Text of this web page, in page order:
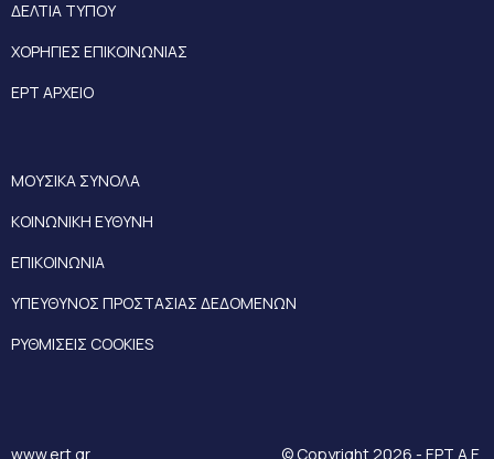
ΔΕΛΤΙΑ ΤΥΠΟΥ
ΧΟΡΗΓΙΕΣ ΕΠΙΚΟΙΝΩΝΙΑΣ
ΕΡΤ ΑΡΧΕΙΟ
ΜΟΥΣΙΚΑ ΣΥΝΟΛΑ
ΚΟΙΝΩΝΙΚΗ ΕΥΘΥΝΗ
ΕΠΙΚΟΙΝΩΝΙΑ
ΥΠΕΥΘΥΝΟΣ ΠΡΟΣΤΑΣΙΑΣ ΔΕΔΟΜΕΝΩΝ
ΡΥΘΜΙΣΕΙΣ COOKIES
www.ert.gr © Copyright 2026 - ΕΡΤ Α.Ε.